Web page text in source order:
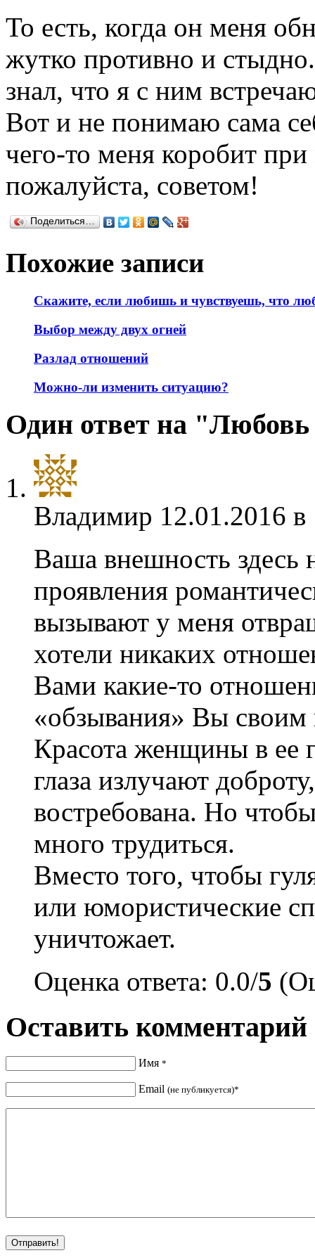
То есть, когда он меня
жутко противно и
знал, что я с ним
Вот и не понимаю сама
чего-то меня коробит
пожалуйста, советом!
Поделиться…
Похожие записи
Скажите, если любишь и чувствуешь, что
Выбор между двух огней
Разлад отношений
Можно-ли изменить ситуацию?
Один ответ на "Любовь
Владимир 12.01.2016
Ваша внешность
проявления
вызывают у меня
хотели никаких
Вами какие-то
«обзывания» Вы своим
Красота женщины в ее
глаза излучают
востребована. Но
много трудиться.
Вместо того, чтобы
или юмористические
уничтожает.
Оценка ответа: 0.0/5
Оставить комментарий
Имя *
Email (не публикуется)*